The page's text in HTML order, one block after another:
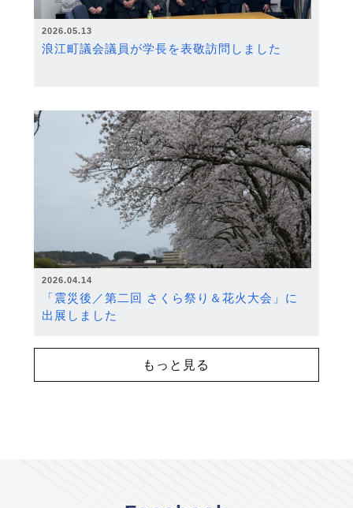
2026.05.13
浪江町議会議員が学長を表敬訪問しました
2026.04.14
「震災後／第二回 さくら祭り＆花火大会」に
出展しました
もっと見る